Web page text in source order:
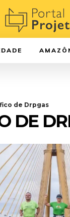
de Drpgas
DE